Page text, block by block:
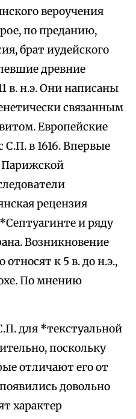
вероучения
по преданию,
брат иудейского
древние
в. н.э. Они написаны
связанным
Европейские
в 1616. Впервые
Парижской
рецензия
и ряду
Возникновение
к 5 в. до н.э.,
По мнению
для *текстуальной
поскольку
отличают его от
довольно
характер